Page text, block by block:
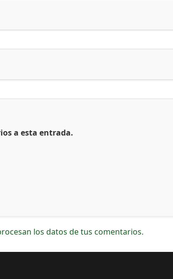
a esta entrada.
los datos de tus comentarios.